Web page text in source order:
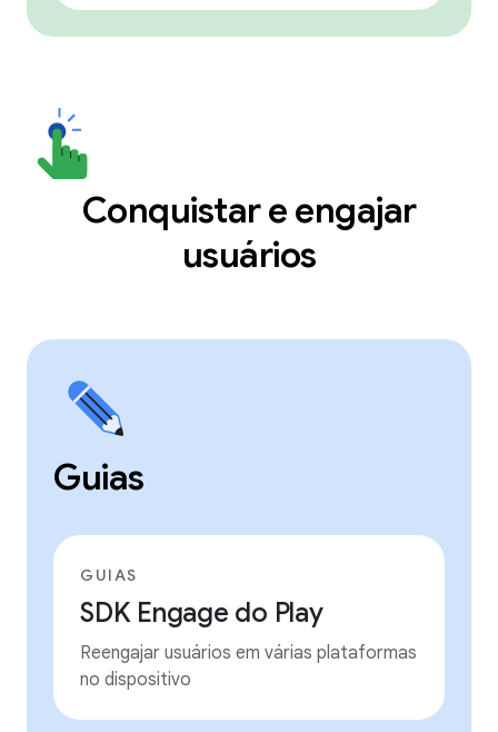
Conquistar e engajar
usuários
Guias
GUIAS
SDK Engage do Play
Reengajar usuários em várias plataformas
no dispositivo